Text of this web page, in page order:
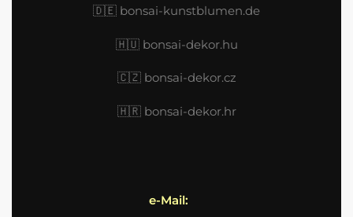
🇩🇪 bonsai-kunstblumen.de
🇭🇺 bonsai-dekor.hu
🇨🇿 bonsai-dekor.cz
🇭🇷 bonsai-dekor.hr
e-Mail: